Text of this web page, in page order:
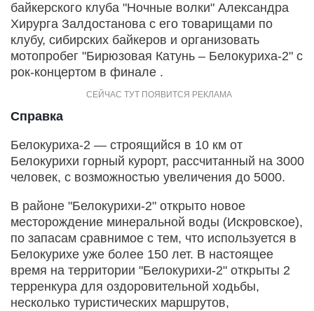
байкерского клуба "Ночные волки" Александра
Хирурга Залдостанова с его товарищами по
клубу, сибирских байкеров и организовать
мотопробег "Бирюзовая Катунь – Белокуриха-2" с
рок-концертом в финале .
Справка
Белокуриха-2 — строящийся в 10 км от
Белокурихи горный курорт, рассчитанный на 3000
человек, с возможностью увеличения до 5000.
В районе "Белокурихи-2" открыто новое
месторождение минеральной воды (Искровское),
по запасам сравнимое с тем, что используется в
Белокурихе уже более 150 лет. В настоящее
время на территории "Белокурихи-2" открыты 2
терренкура для оздоровительной ходьбы,
несколько туристических маршрутов,